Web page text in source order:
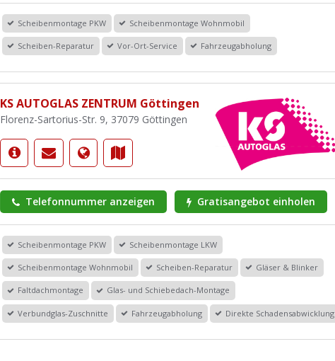
Scheibenmontage PKW Scheibenmontage Wohnmobil
Scheiben-Reparatur Vor-Ort-Service Fahrzeugabholung
KS AUTOGLAS ZENTRUM Göttingen
Florenz-Sartorius-Str. 9, 37079 Göttingen
Telefonnummer anzeigen Gratisangebot einholen
Scheibenmontage PKW Scheibenmontage LKW
Scheibenmontage Wohnmobil Scheiben-Reparatur Gläser & Blinker
Faltdachmontage Glas- und Schiebedach-Montage
Verbundglas-Zuschnitte Fahrzeugabholung Direkte Schadensabwicklung